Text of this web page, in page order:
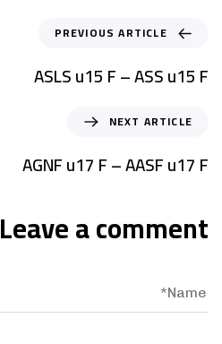
PREVIOUS ARTICLE
ASLS u15 F – ASS u15 F
NEXT ARTICLE
AGNF u17 F – AASF u17 F
Leave a comment